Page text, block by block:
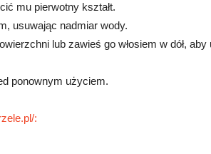
mu pierwotny kształt.
usuwając nadmiar wody.
lub zawieś go włosiem w dół, aby
ponownym użyciem.
: